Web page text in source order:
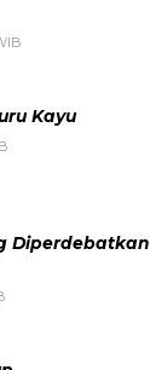
Kayu
Diperdebatkan